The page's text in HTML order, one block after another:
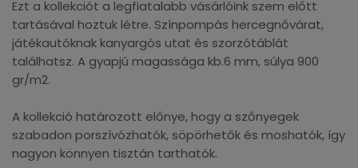
Ezt a kollekciót a legfiatalabb vásárlóink ​​szem előtt
tartásával hoztuk létre. Színpompás hercegnővárat,
játékautóknak kanyargós utat és szorzótáblát
találhatsz. A gyapjú magassága kb.6 mm, súlya 900
gr/m2.
A kollekció határozott előnye, hogy a szőnyegek
szabadon porszívózhatók, söpörhetők és moshatók, így
nagyon könnyen tisztán tarthatók.